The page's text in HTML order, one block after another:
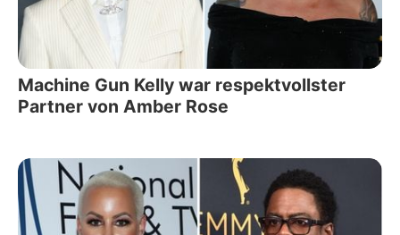
Machine Gun Kelly war respektvollster
Partner von Amber Rose